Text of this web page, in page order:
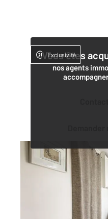
Vous êtes
nos agents
Exclusivité
PARIS 75005
9,27 m2, 1 pièce
Ref : 31733
Appartement
142